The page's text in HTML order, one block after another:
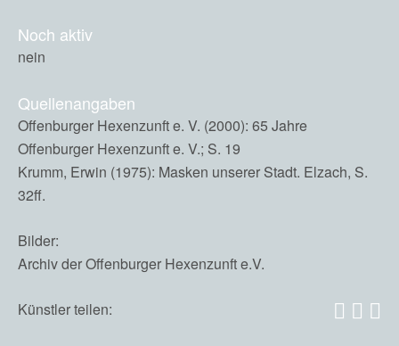
Noch aktiv
nein
Quellenangaben
Offenburger Hexenzunft e. V. (2000): 65 Jahre
Offenburger Hexenzunft e. V.; S. 19
Krumm, Erwin (1975): Masken unserer Stadt. Elzach, S.
32ff.
Bilder:
Archiv der Offenburger Hexenzunft e.V.
Künstler teilen: